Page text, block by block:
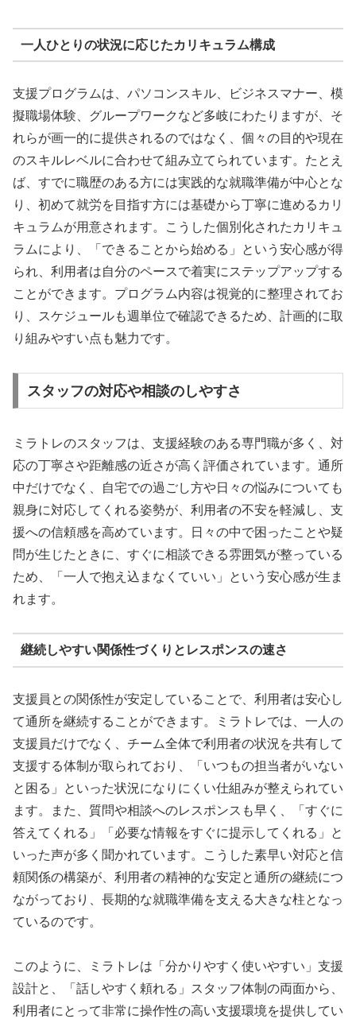
一人ひとりの状況に応じたカリキュラム構成
支援プログラムは、パソコンスキル、ビジネスマナー、模
擬職場体験、グループワークなど多岐にわたりますが、そ
れらが画一的に提供されるのではなく、個々の目的や現在
のスキルレベルに合わせて組み立てられています。たとえ
ば、すでに職歴のある方には実践的な就職準備が中心とな
り、初めて就労を目指す方には基礎から丁寧に進めるカリ
キュラムが用意されます。こうした個別化されたカリキュ
ラムにより、「できることから始める」という安心感が得
られ、利用者は自分のペースで着実にステップアップする
ことができます。プログラム内容は視覚的に整理されてお
り、スケジュールも週単位で確認できるため、計画的に取
り組みやすい点も魅力です。
スタッフの対応や相談のしやすさ
ミラトレのスタッフは、支援経験のある専門職が多く、対
応の丁寧さや距離感の近さが高く評価されています。通所
中だけでなく、自宅での過ごし方や日々の悩みについても
親身に対応してくれる姿勢が、利用者の不安を軽減し、支
援への信頼感を高めています。日々の中で困ったことや疑
問が生じたときに、すぐに相談できる雰囲気が整っている
ため、「一人で抱え込まなくていい」という安心感が生ま
れます。
継続しやすい関係性づくりとレスポンスの速さ
支援員との関係性が安定していることで、利用者は安心し
て通所を継続することができます。ミラトレでは、一人の
支援員だけでなく、チーム全体で利用者の状況を共有して
支援する体制が取られており、「いつもの担当者がいない
と困る」といった状況になりにくい仕組みが整えられてい
ます。また、質問や相談へのレスポンスも早く、「すぐに
答えてくれる」「必要な情報をすぐに提示してくれる」と
いった声が多く聞かれています。こうした素早い対応と信
頼関係の構築が、利用者の精神的な安定と通所の継続につ
ながっており、長期的な就職準備を支える大きな柱となっ
ているのです。
このように、ミラトレは「分かりやすく使いやすい」支援
設計と、「話しやすく頼れる」スタッフ体制の両面から、
利用者にとって非常に操作性の高い支援環境を提供してい